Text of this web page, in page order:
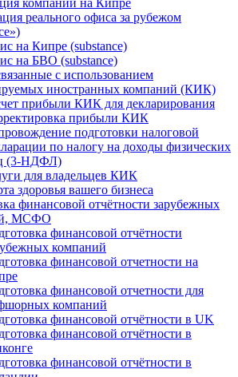
компаний на Кипре
реального офиса за рубежом
на Кипре (substance)
на БВО (substance)
с использованием
иностранных компаний (КИК)
прибыли КИК для декларирования
прибыли КИК
подготовки налоговой
по налогу на доходы физических
(3-НДФЛ)
для владельцев КИК
здоровья вашего бизнеса
финансовой отчётности зарубежных
МСФО
финансовой отчётности
компаний
финансовой отчетности на
финансовой отчетности для
компаний
финансовой отчётности в UK
финансовой отчётности в
финансовой отчётности в